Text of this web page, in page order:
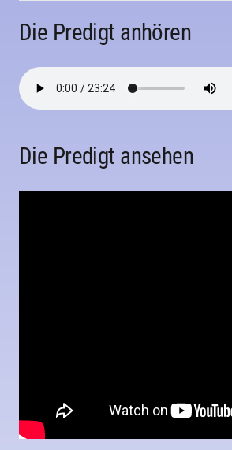
Die Predigt anhören
Die Predigt ansehen